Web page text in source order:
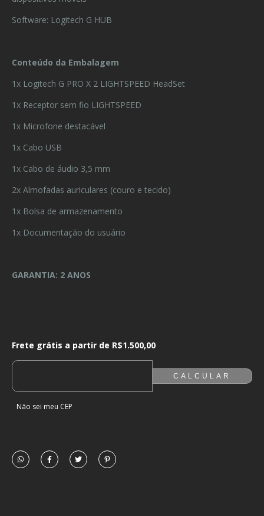
Software: Logitech G HUB
Conteúdo da Embalagem
1x Logitech G PRO X 2 LIGHTSPEED HeadSet
1x Receptor sem fio LIGHTSPEED
1x Microfone destacável
1x Cabo USB
1x Cabo de áudio 3,5 mm
2x Almofadas auriculares (couro e tecido)
1x Bolsa de armazenamento
1x Documentação do usuário
GARANTIA: 2 ANOS
Frete grátis a partir deR$1.500,00
ALTERAR CEP
Frete grátis a partir de R$1.500,00
CALCULAR
Não sei meu CEP